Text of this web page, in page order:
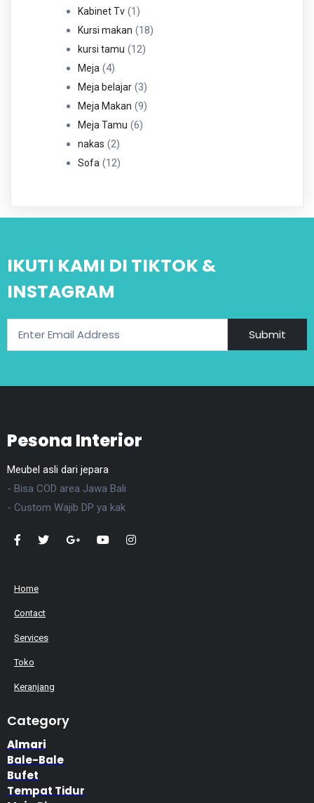
Kabinet Tv 11
Produk
Kursi makan 1818
kursi tamu 1212
Meja 44
Produk
Meja belajar 33
Produk
Meja Makan 99
Meja Tamu 66
nakas 22
Produk
Sofa 1212
IKUTI KAMI DI TIKTOK &
INSTAGRAM
Submit
Pesona Interior
Meubel asli dari jepara
- Bisa COD area Jawa Bali
- Custom Wajib DP ya kak
Home
Contact
Services
Toko
Keranjang
Category
Almari
Bale-Bale
Bufet
Tempat Tidur